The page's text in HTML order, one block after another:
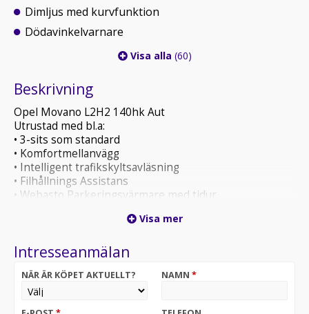
Dimljus med kurvfunktion
Dödavinkelvarnare
Visa alla (60)
Beskrivning
Opel Movano L2H2 140hk Aut
Utrustad med bl.a:
• 3-sits som standard
• Komfortmellanvägg
• Intelligent trafikskyltsavläsning
• Filhållnings Assistans
• Webasto Parkeringsvärmare med tidur
• LED Strålkastare
• 10” Digitalt förarkluster
• Läderklädd multifunktionsratt
Visa mer
Intresseanmälan
NÄR ÄR KÖPET AKTUELLT? NAMN *